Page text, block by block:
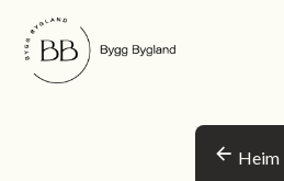
Bygg Bygland
Heim